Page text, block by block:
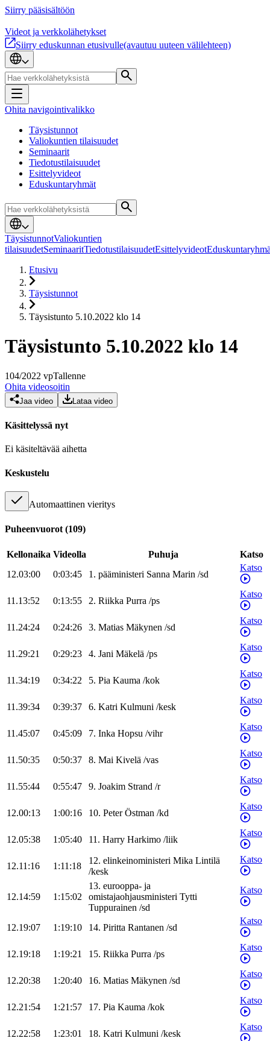
Siirry pääsisältöön
Videot ja verkkolähetykset
Siirry eduskunnan etusivulle(avautuu uuteen välilehteen)
Ohita navigointivalikko
Täysistunnot
Valiokuntien tilaisuudet
Seminaarit
Tiedotustilaisuudet
Esittelyvideot
Eduskuntaryhmät
TäysistunnotValiokuntien
tilaisuudetSeminaaritTiedotustilaisuudetEsittelyvideot
Etusivu
Täysistunnot
Täysistunto 5.10.2022 klo 14
Täysistunto 5.10.2022 klo 14
104/2022 vpTallenne
Ohita videosoitin
Jaa video Lataa video
Käsittelyssä nyt
Ei käsiteltävää aihetta
Keskustelu
Automaattinen vieritys
Puheenvuorot (109)
Kellonaika Videolla Puhuja
Katso
12.03:00
0:03:45 1. pääministeri Sanna Marin /sd
Katso
11.13:52 0:13:55 2. Riikka Purra /ps
Katso
11.24:24 0:24:26 3. Matias Mäkynen /sd
Katso
11.29:21 0:29:23 4. Jani Mäkelä /ps
Katso
11.34:19 0:34:22 5. Pia Kauma /kok
Katso
11.39:34 0:39:37 6. Katri Kulmuni /kesk
Katso
11.45:07 0:45:09 7. Inka Hopsu /vihr
Katso
11.50:35 0:50:37 8. Mai Kivelä /vas
Katso
11.55:44 0:55:47 9. Joakim Strand /r
Katso
12.00:13 1:00:16 10. Peter Östman /kd
Katso
12.05:38 1:05:40 11. Harry Harkimo /liik
Katso
12.11:16 1:11:18
12. elinkeinoministeri Mika Lintilä
/kesk
Katso
12.14:59 1:15:02
13. eurooppa- ja
omistajaohjausministeri Tytti
Tuppurainen /sd
Katso
12.19:07 1:19:10 14. Piritta Rantanen /sd
Katso
12.19:18 1:19:21 15. Riikka Purra /ps
Katso
12.20:38 1:20:40 16. Matias Mäkynen /sd
Katso
12.21:54 1:21:57 17. Pia Kauma /kok
Katso
12.22:58 1:23:01 18. Katri Kulmuni /kesk
Katso